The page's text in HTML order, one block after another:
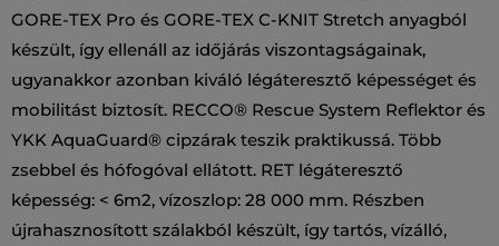
GORE-TEX Pro és GORE-TEX C-KNIT Stretch anyagból
készült, így ellenáll az időjárás viszontagságainak,
ugyanakkor azonban kiváló légáteresztő képességet és
mobilitást biztosít. RECCO® Rescue System Reflektor és
YKK AquaGuard® cipzárak teszik praktikussá. Több
zsebbel és hófogóval ellátott. RET légáteresztő
képesség: < 6m2, vízoszlop: 28 000 mm. Részben
újrahasznosított szálakból készült, így tartós, vízálló,